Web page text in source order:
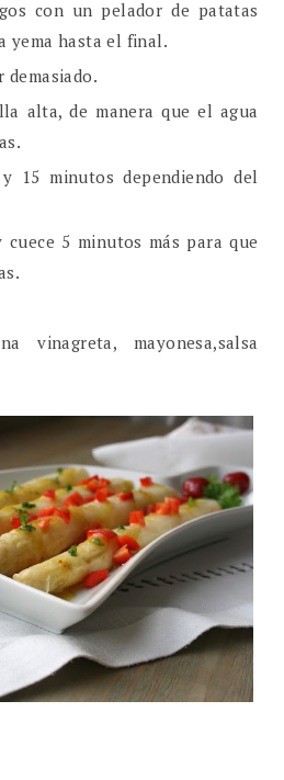
con un pelador de patatas
yema hasta el final.
alta, de manera que el agua
15 minutos dependiendo del
5 minutos más para que
vinagreta, mayonesa,salsa